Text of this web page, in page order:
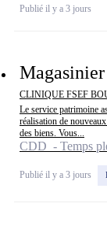
Publié il y a 3 jours
CLINIQUE FSEF
Le service patrimoine
réalisation de
des biens. Vous...
CDD - Temps
Publié il y a 3 jours